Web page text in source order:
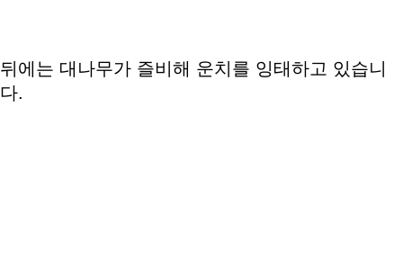
뒤에는 대나무가 즐비해 운치를 잉태하고 있습니
다.